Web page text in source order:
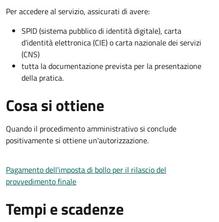
Per accedere al servizio, assicurati di avere:
SPID (sistema pubblico di identità digitale), carta
d’identità elettronica (CIE) o carta nazionale dei servizi
(CNS)
tutta la documentazione prevista per la presentazione
della pratica.
Cosa si ottiene
Quando il procedimento amministrativo si conclude
positivamente si ottiene un'autorizzazione.
Pagamento dell'imposta di bollo per il rilascio del
provvedimento finale
Tempi e scadenze